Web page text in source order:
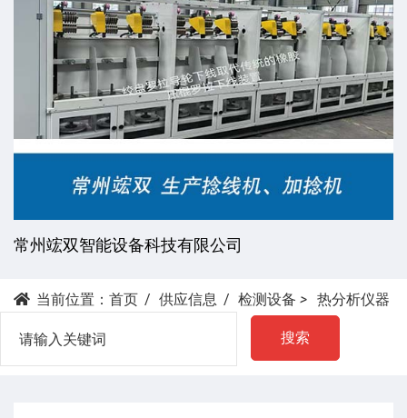
常州竤双智能设备科技有限公司
当前位置： 首页 供应信息 检测设备 > 热分析仪器
搜索